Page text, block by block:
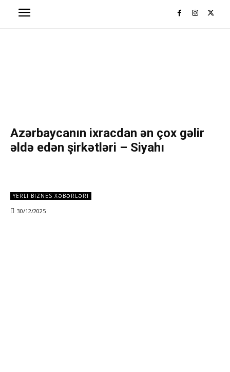
Azərbaycanın ixracdan ən çox gəlir
əldə edən şirkətləri – Siyahı
YERLI BIZNES XƏBƏRLƏRI
30/12/2025